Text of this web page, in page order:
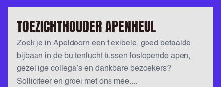
TOEZICHTHOUDER APENHEUL
Zoek je in Apeldoorn een flexibele, goed betaalde
bijbaan in de buitenlucht tussen loslopende apen,
gezellige collega’s en dankbare bezoekers?
Solliciteer en groei met ons mee....